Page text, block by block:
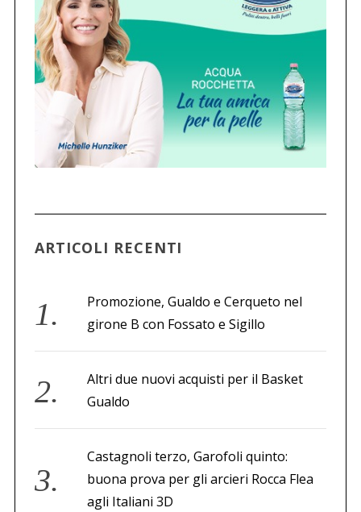
ARTICOLI RECENTI
Promozione, Gualdo e Cerqueto nel
girone B con Fossato e Sigillo
Altri due nuovi acquisti per il Basket
Gualdo
Castagnoli terzo, Garofoli quinto:
buona prova per gli arcieri Rocca Flea
agli Italiani 3D